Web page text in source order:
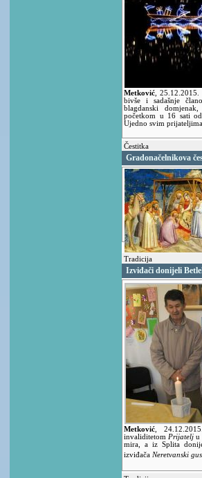
Metković 25.12.2015.
bivše i sadašnje
blagdanski
početkom u 16 sati
Ujedno svim
Čestitka
Gradonačelnikova
Tradicija
Izviđači donijeli
Metković ,
invaliditetom Prijatelj u
mira, a iz Splita
izviđača Neretvanski